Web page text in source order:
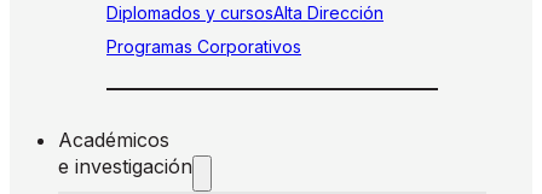
Diplomados y cursosAlta Dirección
Programas Corporativos
Académicos
e investigación